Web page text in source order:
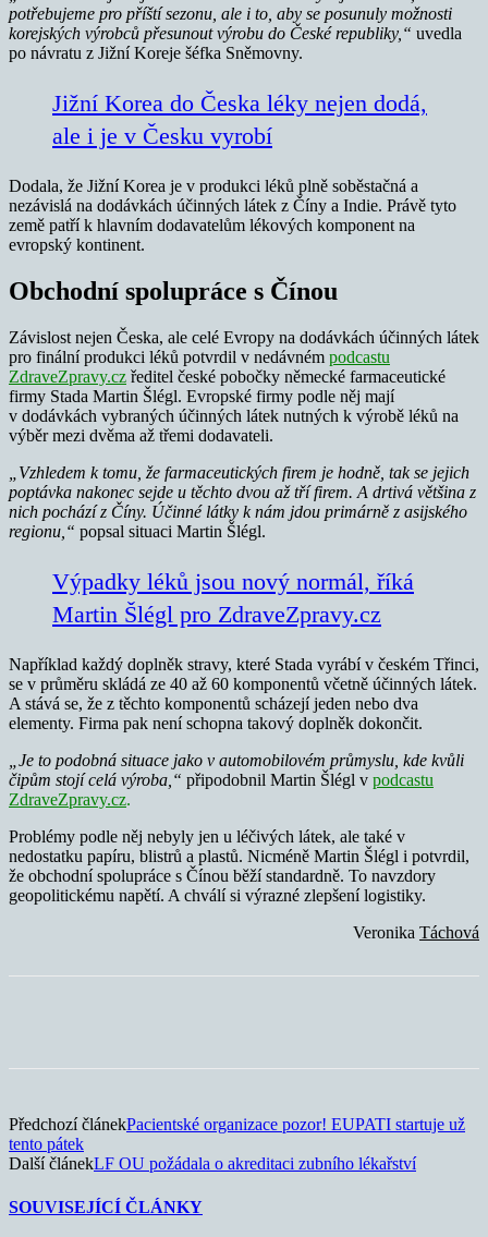
potřebujeme pro příští sezonu, ale i to, aby se posunuly možnosti
korejských výrobců přesunout výrobu do České republiky,“ uvedla
po návratu z Jižní Koreje šéfka Sněmovny.
Jižní Korea do Česka léky nejen dodá,
ale i je v Česku vyrobí
Dodala, že Jižní Korea je v produkci léků plně soběstačná a
nezávislá na dodávkách účinných látek z Číny a Indie. Právě tyto
země patří k hlavním dodavatelům lékových komponent na
evropský kontinent.
Obchodní spolupráce s Čínou
Závislost nejen Česka, ale celé Evropy na dodávkách účinných látek
pro finální produkci léků potvrdil v nedávném podcastu
ZdraveZpravy.cz ředitel české pobočky německé farmaceutické
firmy Stada Martin Šlégl. Evropské firmy podle něj mají
v dodávkách vybraných účinných látek nutných k výrobě léků na
výběr mezi dvěma až třemi dodavateli.
„Vzhledem k tomu, že farmaceutických firem je hodně, tak se jejich
poptávka nakonec sejde u těchto dvou až tří firem. A drtivá většina z
nich pochází z Číny. Účinné látky k nám jdou primárně z asijského
regionu,“ popsal situaci Martin Šlégl.
Výpadky léků jsou nový normál, říká
Martin Šlégl pro ZdraveZpravy.cz
Například každý doplněk stravy, které Stada vyrábí v českém Třinci,
se v průměru skládá ze 40 až 60 komponentů včetně účinných látek.
A stává se, že z těchto komponentů scházejí jeden nebo dva
elementy. Firma pak není schopna takový doplněk dokončit.
„Je to podobná situace jako v automobilovém průmyslu, kde kvůli
čipům stojí celá výroba,“ připodobnil Martin Šlégl v podcastu
ZdraveZpravy.cz.
Problémy podle něj nebyly jen u léčivých látek, ale také v
nedostatku papíru, blistrů a plastů. Nicméně Martin Šlégl i potvrdil,
že obchodní spolupráce s Čínou běží standardně. To navzdory
geopolitickému napětí. A chválí si výrazné zlepšení logistiky.
Veronika Táchová
Předchozí článekPacientské organizace pozor! EUPATI startuje už
tento pátek
Další článekLF OU požádala o akreditaci zubního lékařství
SOUVISEJÍCÍ ČLÁNKY